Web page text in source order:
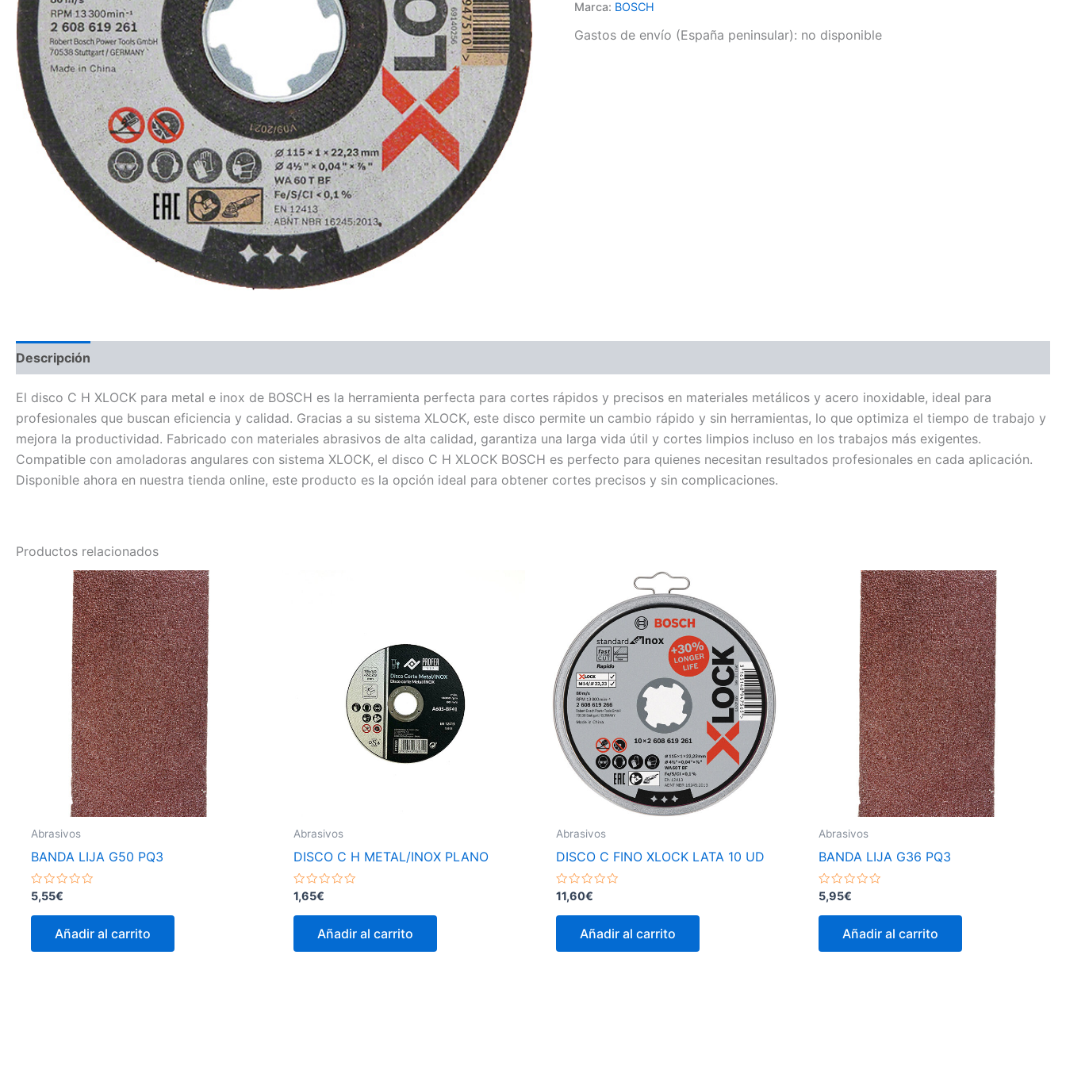
Marca: BOSCH
Gastos de envío (España peninsular): no disponible
Descripción
El disco C H XLOCK para metal e inox de BOSCH es la herramienta perfecta para cortes rápidos y precisos en materiales metálicos y acero inoxidable, ideal para
profesionales que buscan eficiencia y calidad. Gracias a su sistema XLOCK, este disco permite un cambio rápido y sin herramientas, lo que optimiza el tiempo de trabajo y
mejora la productividad. Fabricado con materiales abrasivos de alta calidad, garantiza una larga vida útil y cortes limpios incluso en los trabajos más exigentes.
Compatible con amoladoras angulares con sistema XLOCK, el disco C H XLOCK BOSCH es perfecto para quienes necesitan resultados profesionales en cada aplicación.
Disponible ahora en nuestra tienda online, este producto es la opción ideal para obtener cortes precisos y sin complicaciones.
Productos relacionados
Abrasivos
BANDA LIJA G50 PQ3
Valorado
con
0
5,55€
Añadir al carrito
Abrasivos
DISCO C H METAL/INOX PLANO
Valorado
con
0
1,65€
Añadir al carrito
Abrasivos
DISCO C FINO XLOCK LATA 10 UD
Valorado
con
0
11,60€
Añadir al carrito
Abrasivos
BANDA LIJA G36 PQ3
Valorado
con
0
5,95€
Añadir al carrito